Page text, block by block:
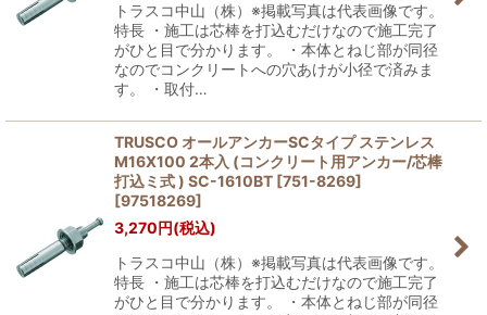
トラスコ中山（株）※掲載写真は代表画像です。
特長 ・施工は芯棒を打込むだけなので施工完了
がひと目で分かります。 ・本体とねじ部が同径
なのでコンクリートへの穴あけが小径で済みま
す。 ・取付…
TRUSCO オールアンカーSCタイプ ステンレス
M16X100 2本入 (コンクリート用アンカー/芯棒
打込ミ式 ) SC-1610BT [751-8269]
[97518269]
3,270円(税込)
トラスコ中山（株）※掲載写真は代表画像です。
特長 ・施工は芯棒を打込むだけなので施工完了
がひと目で分かります。 ・本体とねじ部が同径